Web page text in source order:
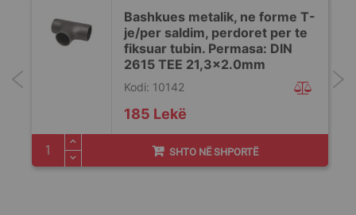
Bashkues metalik, ne forme T-
je/per saldim, perdoret per te
fiksuar tubin. Permasa: DIN
2615 TEE 21,3x2.0mm
185 Lekë
Kodi: 10142
SHTO NË SHPORTË